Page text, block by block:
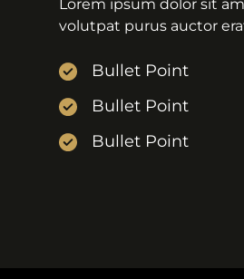
Lorem ipsum dolor sit
volutpat purus auctor
Bullet Point
Bullet Point
Bullet Point